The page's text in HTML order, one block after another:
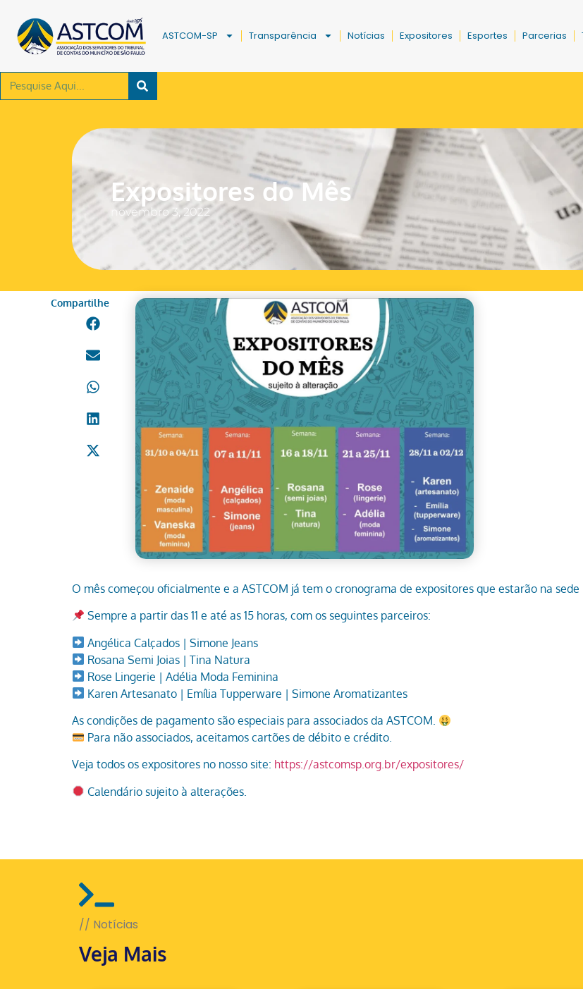
ASTCOM-SP Transparência Notícias Expositores Esportes Parcerias
Expositores do Mês
novembro 3, 2022
Compartilhe
O mês começou oficialmente e a ASTCOM já tem o cronograma de expositores que estarão na sede
Sempre a partir das 11 e até as 15 horas, com os seguintes parceiros:
Angélica Calçados | Simone Jeans
Rosana Semi Joias | Tina Natura
Rose Lingerie | Adélia Moda Feminina
Karen Artesanato | Emília Tupperware | Simone Aromatizantes
As condições de pagamento são especiais para associados da ASTCOM.
Para não associados, aceitamos cartões de débito e crédito.
Veja todos os expositores no nosso site: https://astcomsp.org.br/expositores/
Calendário sujeito à alterações.
// Notícias
Veja Mais